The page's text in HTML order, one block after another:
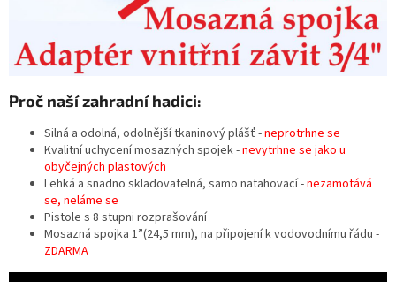
Proč naší zahradní hadici:
Silná a odolná, odolnější tkaninový plášť -neprotrhne se
Kvalitní uchycení mosazných spojek -nevytrhne se jako u
obyčejných plastových
Lehká a snadno skladovatelná, samo natahovací -nezamotává
se, neláme se
Pistole s 8 stupni rozprašování
Mosazná spojka 1”(24,5 mm), na připojení k vodovodnímu řádu -
ZDARMA